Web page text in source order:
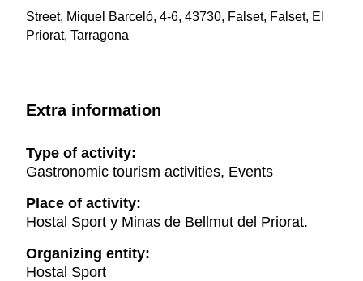
Street, Miquel Barceló, 4-6, 43730, Falset, Falset, El
Priorat, Tarragona
Extra information
Type of activity:
Gastronomic tourism activities, Events
Place of activity:
Hostal Sport y Minas de Bellmut del Priorat.
Organizing entity:
Hostal Sport